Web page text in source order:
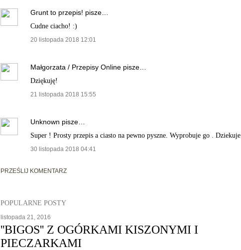
Grunt to przepis! pisze…
Cudne ciacho! :)
20 listopada 2018 12:01
Małgorzata / Przepisy Onlinepisze…
Dziękuję!
21 listopada 2018 15:55
Unknown pisze…
Super ! Prosty przepis a ciasto na pewno pyszne. Wyprobuje go . Dziekuje
30 listopada 2018 04:41
PRZEŚLIJ KOMENTARZ
POPULARNE POSTY
listopada 21, 2016
''BIGOS'' Z OGÓRKAMI KISZONYMI I
PIECZARKAMI